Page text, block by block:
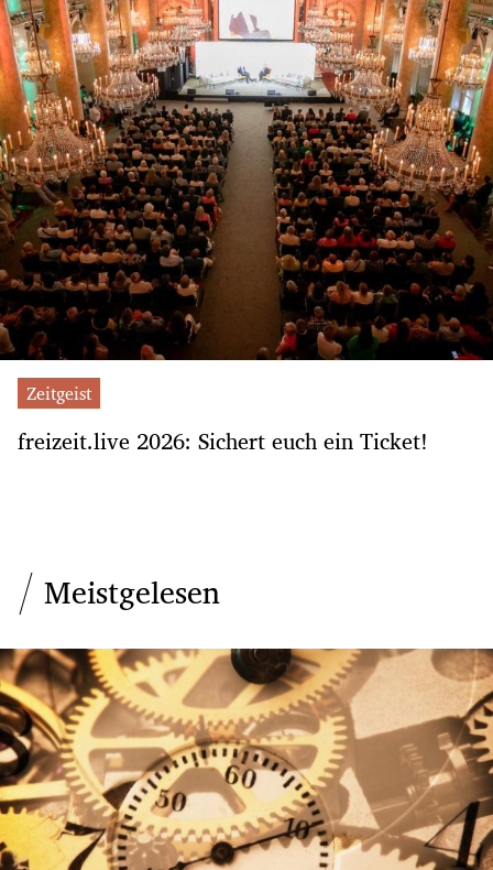
Zeitgeist
freizeit.live 2026: Sichert euch ein Ticket!
Meistgelesen